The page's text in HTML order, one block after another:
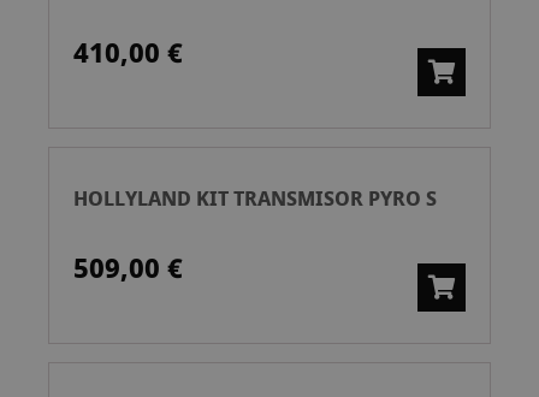
410,00 €
HOLLYLAND KIT TRANSMISOR PYRO S
509,00 €